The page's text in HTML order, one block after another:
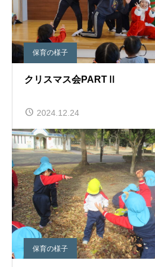
保育の様子
クリスマス会PARTⅡ
2024.12.24
保育の様子